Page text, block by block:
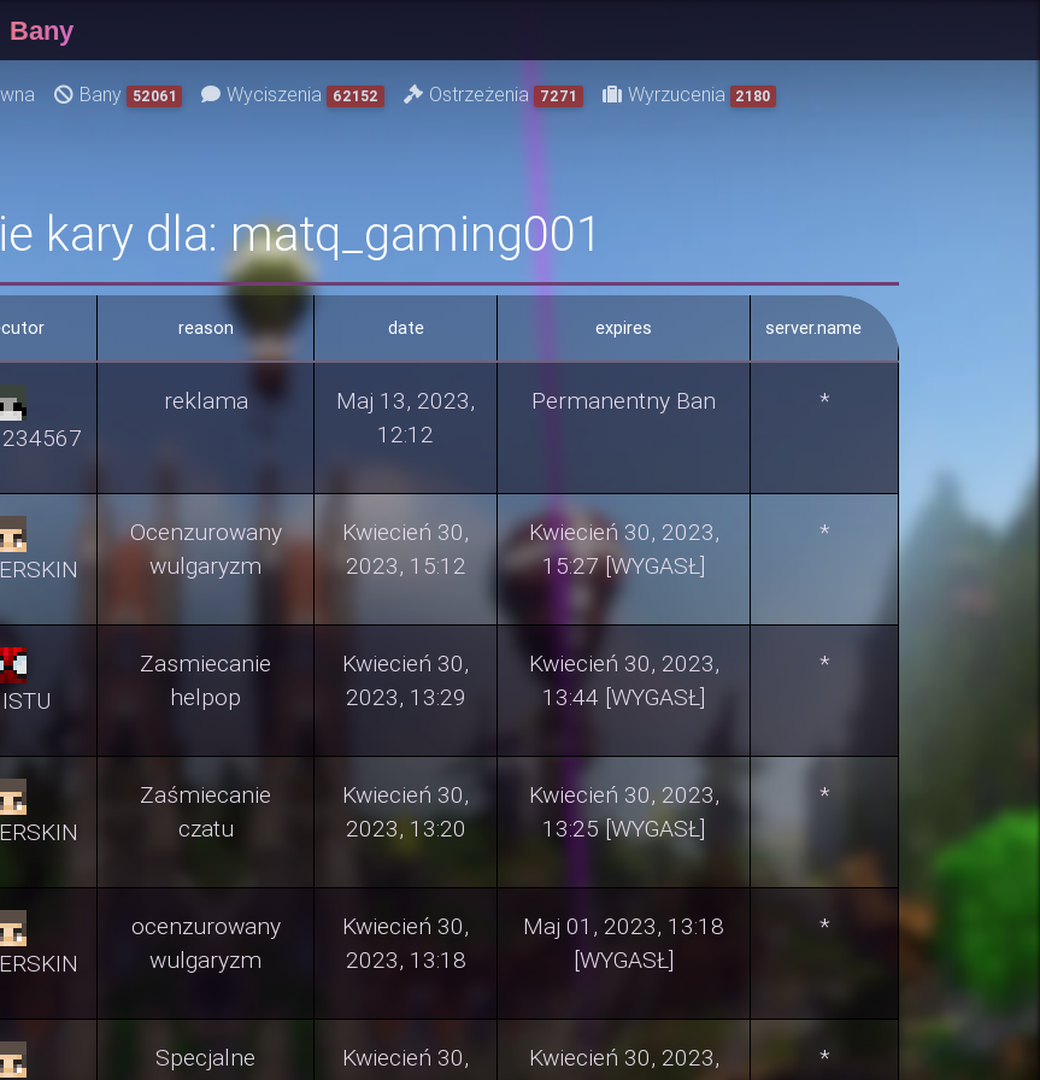
Bany
Bany 52061 Wyciszenia 62152 Ostrzeżenia 7271 Wyrzucenia 2180
kary dla: matq_gaming001
reason date expires server.name
reklama
Maj 13, 2023,
12:12
Permanentny Ban *
Ocenzurowany
wulgaryzm
Kwiecień 30,
2023, 15:12
Kwiecień 30, 2023,
15:27 [WYGASŁ]
*
Zasmiecanie
helpop
Kwiecień 30,
2023, 13:29
Kwiecień 30, 2023,
13:44 [WYGASŁ]
*
Zaśmiecanie
czatu
Kwiecień 30,
2023, 13:20
Kwiecień 30, 2023,
13:25 [WYGASŁ]
*
ocenzurowany
wulgaryzm
Kwiecień 30,
2023, 13:18
Maj 01, 2023, 13:18
[WYGASŁ]
*
Specjalne
Kwiecień 30,
Kwiecień 30, 2023,
*